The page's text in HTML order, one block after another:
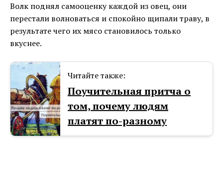
Волк поднял самооценку каждой из овец, они
перестали волноваться и спокойно щипали траву, в
результате чего их мясо становилось только
вкуснее.
Читайте также:
Поучительная притча о
том, почему людям
платят по-разному